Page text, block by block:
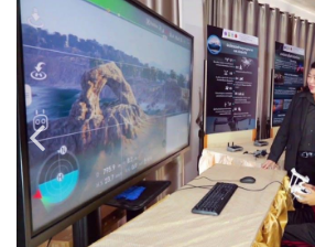
• คอลัมนิสต์
• ละคร
CbizReview
Cyber BIZ
•
ผู้จัดกวน
• Good health & Well-being
• Green Innovation & SD